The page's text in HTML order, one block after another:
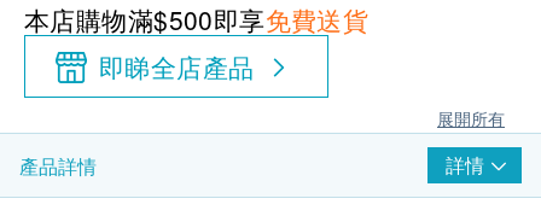
本店購物滿$500即享免費送貨
即睇全店產品
展開所有
產品詳情 詳情